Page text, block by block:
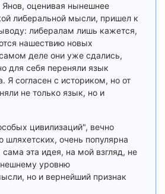
оценивая нынешнее
либеральной мысли, пришел к
либералам лишь кажется,
нашествию новых
деле они уже сдались,
для себя переняли язык
Я согласен с историком, но от
не только язык, но и
цивилизаций", вечно
шляхетских, очень популярна
эта идея, на мой взгляд, не
уровню
но и вернейший признак